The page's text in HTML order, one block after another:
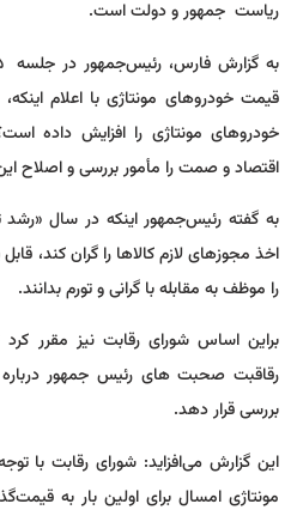
ریاست جمهور و دولت است.
قیمت خودروهای مونتاژی با اعلام
خودروهای مونتاژی را افزایش داده
اقتصاد و صمت را مأمور بررسی و اصلاح این
به گفته رئیس‌جمهور‌ اینکه در سال
اخذ مجوزهای لازم کالاها را گران کند،
را موظف به مقابله با گرانی و تورم بدانند.
براین اساس شورای رقابت نیز مقرر
رقاقبت صحبت های رئیس جمهور درباره
بررسی قرار دهد.
این گزارش می‌افزاید: شورای رقابت با
مونتاژی امسال برای اولین بار به